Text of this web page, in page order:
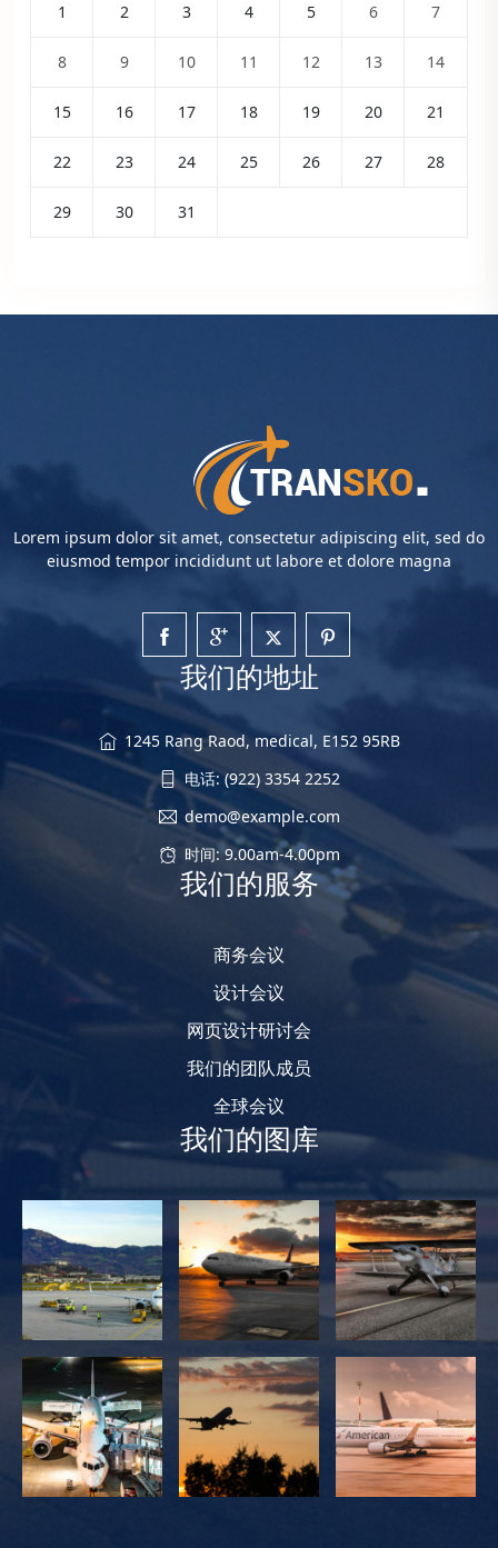
1 2 3 4 5 6 7
8 9 10 11 12 13 14
15 16 17 18 19 20 21
22 23 24 25 26 27 28
29 30 31
Lorem ipsum dolor sit amet, consectetur adipiscing elit, sed do
eiusmod tempor incididunt ut labore et dolore magna
我们的地址
1245 Rang Raod, medical, E152 95RB
电话: (922) 3354 2252
demo@example.com
时间: 9.00am-4.00pm
我们的服务
商务会议
设计会议
网页设计研讨会
我们的团队成员
全球会议
我们的图库